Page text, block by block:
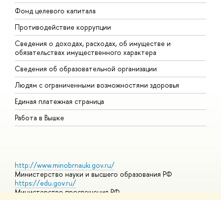
Фонд целевого капитала
Противодействие коррупции
Сведения о доходах, расходах, об имуществе и
обязательствах имущественного характера
Сведения об образовательной организации
Людям с ограниченными возможностями здоровья
Единая платежная страница
Работа в Вышке
http://www.minobrnauki.gov.ru/
Министерство науки и высшего образования РФ
https://edu.gov.ru/
Министерство просвещения РФ